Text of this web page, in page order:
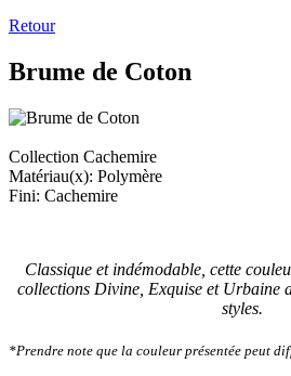
Retour
Brume de Coton
Collection Cachemire
Matériau(x): Polymère
Fini: Cachemire
Classique et indémodable, cette
collections Divine, Exquise et Urbaine
styles.
*Prendre note que la couleur présentée peut